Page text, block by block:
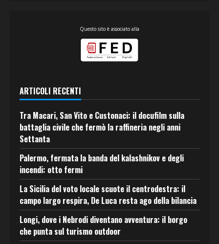
Questo sito è associato alla
ARTICOLI RECENTI
Tra Macari, San Vito e Custonaci: il docufilm sulla
battaglia civile che fermò la raffineria negli anni
Settanta
Palermo, fermata la banda del kalashnikov e degli
incendi: otto fermi
La Sicilia del voto locale scuote il centrodestra: il
campo largo respira, De Luca resta ago della bilancia
Longi, dove i Nebrodi diventano avventura: il borgo
che punta sul turismo outdoor